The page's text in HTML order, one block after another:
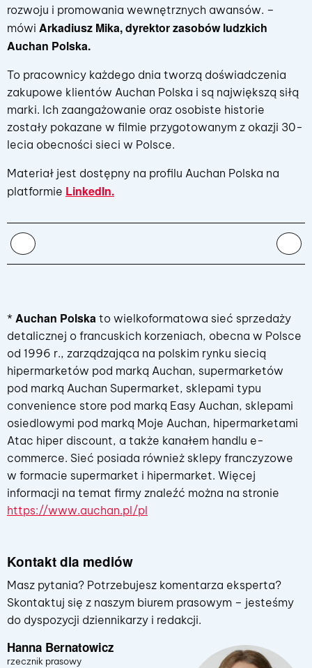
rozwoju i promowania wewnętrznych awansów. –
mówi Arkadiusz Mika, dyrektor zasobów ludzkich
Auchan Polska.
To pracownicy każdego dnia tworzą doświadczenia
zakupowe klientów Auchan Polska i są największą siłą
marki. Ich zaangażowanie oraz osobiste historie
zostały pokazane w filmie przygotowanym z okazji 30-
lecia obecności sieci w Polsce.
Materiał jest dostępny na profilu Auchan Polska na
platformie LinkedIn.
* Auchan Polska to wielkoformatowa sieć sprzedaży
detalicznej o francuskich korzeniach, obecna w Polsce
od 1996 r., zarządzająca na polskim rynku siecią
hipermarketów pod marką Auchan, supermarketów
pod marką Auchan Supermarket, sklepami typu
convenience store pod marką Easy Auchan, sklepami
osiedlowymi pod marką Moje Auchan, hipermarketami
Atac hiper discount, a także kanałem handlu e-
commerce. Sieć posiada również sklepy franczyzowe
w formacie supermarket i hipermarket. Więcej
informacji na temat firmy znaleźć można na stronie
https://www.auchan.pl/pl
Kontakt dla mediów
Masz pytania? Potrzebujesz komentarza eksperta?
Skontaktuj się z naszym biurem prasowym – jesteśmy
do dyspozycji dziennikarzy i redakcji.
Hanna Bernatowicz
rzecznik prasowy